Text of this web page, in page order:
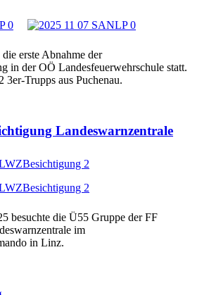
erste Abnahme der
in der OÖ Landesfeuerwehrschule statt.
3er-Trupps aus Puchenau.
Landeswarnzentrale
besuchte die Ü55 Gruppe der FF
im
in Linz.